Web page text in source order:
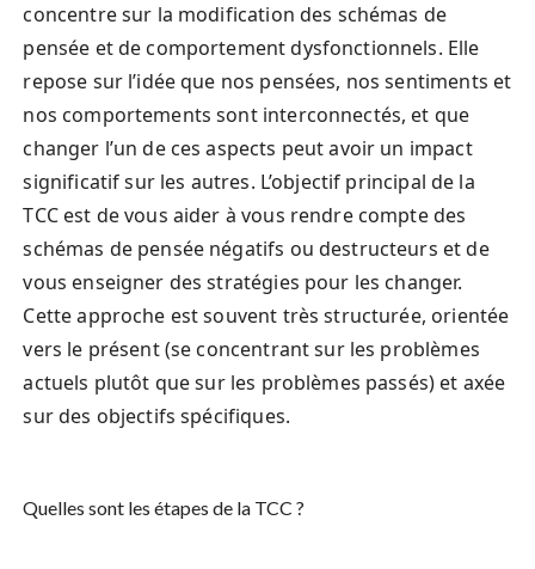
concentre sur la modification des schémas de
pensée et de comportement dysfonctionnels. Elle
repose sur l’idée que nos pensées, nos sentiments et
nos comportements sont interconnectés, et que
changer l’un de ces aspects peut avoir un impact
significatif sur les autres. L’objectif principal de la
TCC est de vous aider à vous rendre compte des
schémas de pensée négatifs ou destructeurs et de
vous enseigner des stratégies pour les changer.
Cette approche est souvent très structurée, orientée
vers le présent (se concentrant sur les problèmes
actuels plutôt que sur les problèmes passés) et axée
sur des objectifs spécifiques.
Quelles sont les étapes de la TCC ?